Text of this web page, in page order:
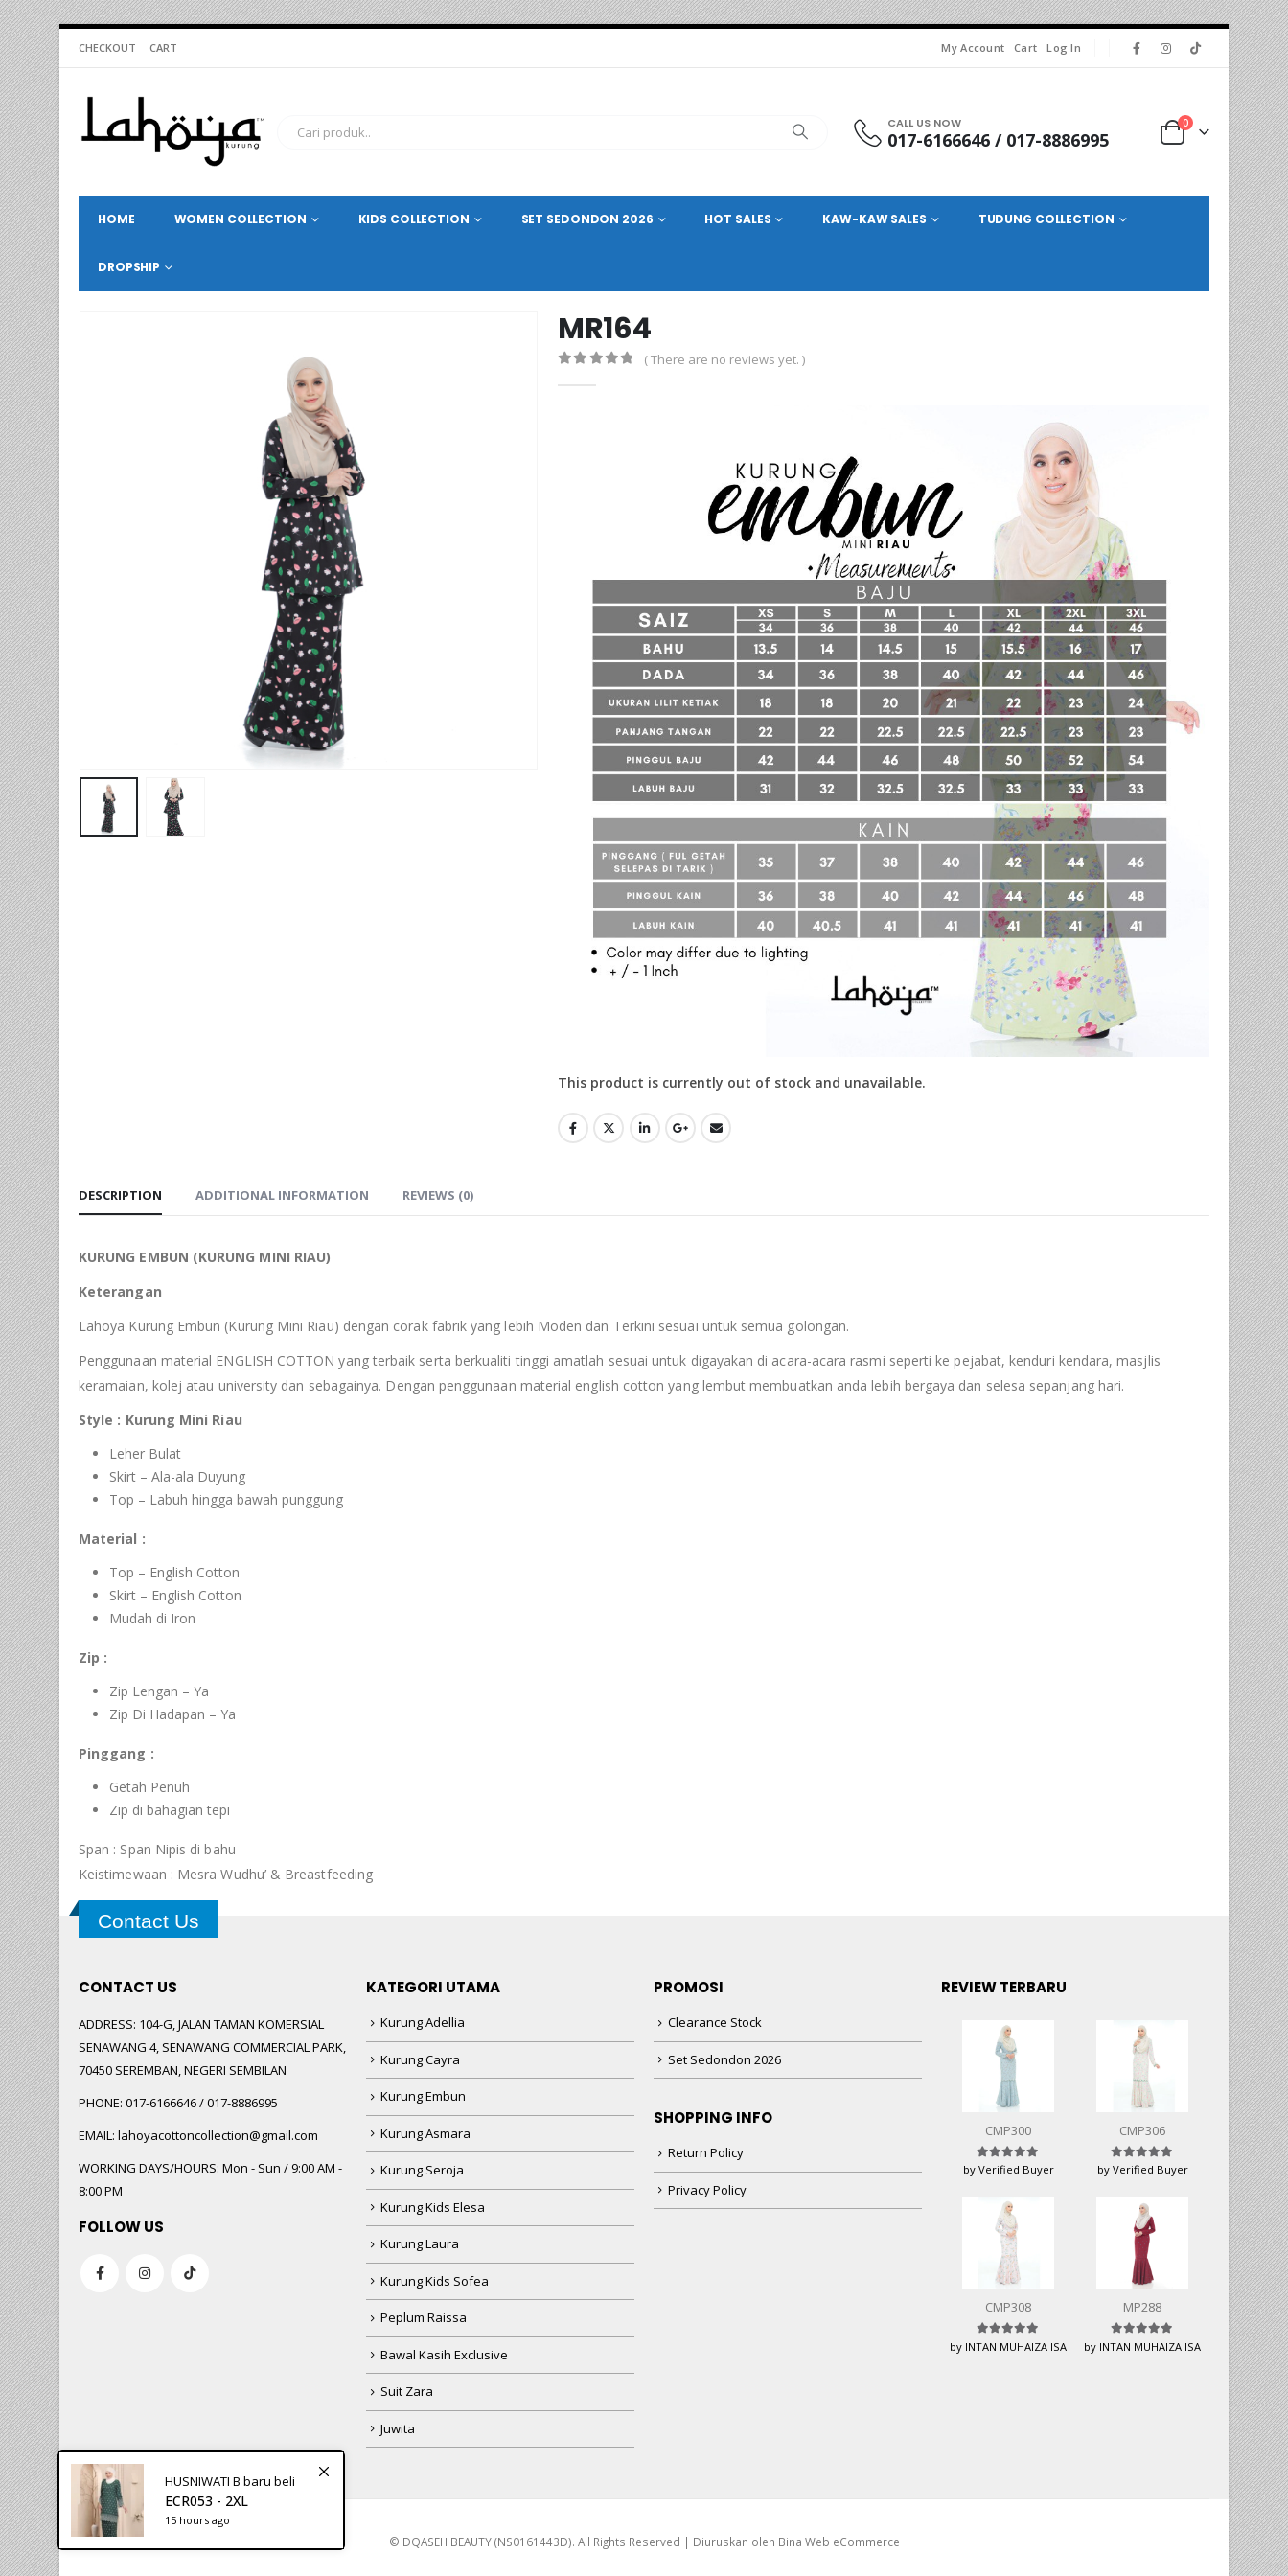
CHECKOUT CART My Account Cart Log In
CALL US NOW
017-6166646 / 017-8886995
0
HOME WOMEN COLLECTION KIDS COLLECTION SET SEDONDON 2026 HOT SALES KAW-KAW SALES TUDUNG COLLECTION
DROPSHIP
MR164
( There are no reviews yet. )
This product is currently out of stock and unavailable.
DESCRIPTION ADDITIONAL INFORMATION REVIEWS (0)
KURUNG EMBUN (KURUNG MINI RIAU)
Keterangan
Lahoya Kurung Embun (Kurung Mini Riau) dengan corak fabrik yang lebih Moden dan Terkini sesuai untuk semua golongan.
Penggunaan material ENGLISH COTTON yang terbaik serta berkualiti tinggi amatlah sesuai untuk digayakan di acara-acara rasmi seperti ke pejabat, kenduri kendara, masjlis
keramaian, kolej atau university dan sebagainya. Dengan penggunaan material english cotton yang lembut membuatkan anda lebih bergaya dan selesa sepanjang hari.
Style : Kurung Mini Riau
Leher Bulat
Skirt – Ala-ala Duyung
Top – Labuh hingga bawah punggung
Material :
Top – English Cotton
Skirt – English Cotton
Mudah di Iron
Zip :
Zip Lengan – Ya
Zip Di Hadapan – Ya
Pinggang :
Getah Penuh
Zip di bahagian tepi
Span : Span Nipis di bahu
Keistimewaan : Mesra Wudhu’ & Breastfeeding
Contact Us
CONTACT US
ADDRESS: 104-G, JALAN TAMAN KOMERSIAL
SENAWANG 4, SENAWANG COMMERCIAL PARK,
70450 SEREMBAN, NEGERI SEMBILAN
PHONE: 017-6166646 / 017-8886995
EMAIL: lahoyacottoncollection@gmail.com
WORKING DAYS/HOURS: Mon - Sun / 9:00 AM -
8:00 PM
FOLLOW US
KATEGORI UTAMA
Kurung Adellia
Kurung Cayra
Kurung Embun
Kurung Asmara
Kurung Seroja
Kurung Kids Elesa
Kurung Laura
Kurung Kids Sofea
Peplum Raissa
Bawal Kasih Exclusive
Suit Zara
Juwita
PROMOSI
Clearance Stock
Set Sedondon 2026
SHOPPING INFO
Return Policy
Privacy Policy
REVIEW TERBARU
CMP300
Rated5 out of 5
by Verified Buyer
CMP306
Rated5 out of 5
by Verified Buyer
CMP308
Rated 5out of 5
by INTAN MUHAIZA ISA
MP288
Rated 5out of 5
by INTAN MUHAIZA ISA
© DQASEH BEAUTY (NS0161443D). All Rights Reserved | Diuruskan oleh Bina Web eCommerce
HUSNIWATI B baru beli
ECR053 - 2XL
15 hours ago